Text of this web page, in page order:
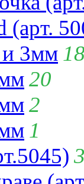
(арт.
и 3мм
20
2
1